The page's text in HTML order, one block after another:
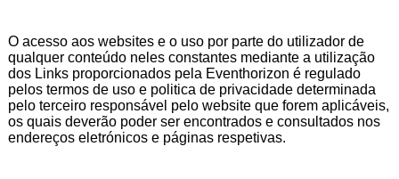
O acesso aos websites e o uso por parte do utilizador de
qualquer conteúdo neles constantes mediante a utilização
dos Links proporcionados pela Eventhorizon é regulado
pelos termos de uso e politica de privacidade determinada
pelo terceiro responsável pelo website que forem aplicáveis,
os quais deverão poder ser encontrados e consultados nos
endereços eletrónicos e páginas respetivas.